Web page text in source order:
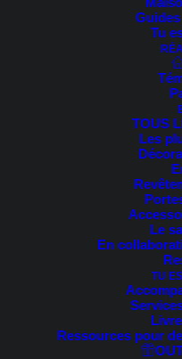
Tu
TOUS
Les
Le
En
TU
Ressources pour